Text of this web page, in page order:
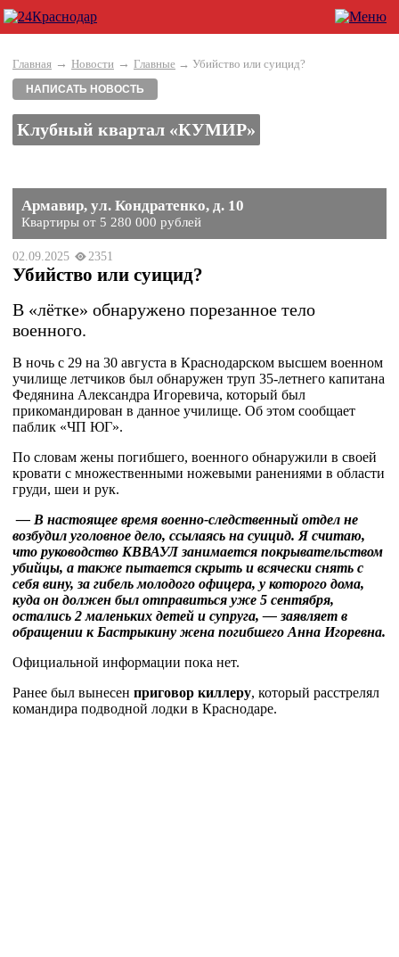
Главная → Новости → Главные → Убийство или суицид?
НАПИСАТЬ НОВОСТЬ
Клубный квартал «КУМИР»
Армавир, ул. Кондратенко, д. 10
Квартиры от 5 280 000 рублей
02.09.2025 2351
Убийство или суицид?
В «лётке» обнаружено порезанное тело
военного.
В ночь с 29 на 30 августа в Краснодарском высшем военном
училище летчиков был обнаружен труп 35-летнего капитана
Федянина Александра Игоревича, который был
прикомандирован в данное училище. Об этом сообщает
паблик «ЧП ЮГ».
По словам жены погибшего, военного обнаружили в своей
кровати с множественными ножевыми ранениями в области
груди, шеи и рук.
— В настоящее время военно-следственный отдел не
возбудил уголовное дело, ссылаясь на суицид. Я считаю,
что руководство КВВАУЛ занимается покрывательством
убийцы, а также пытается скрыть и всячески снять с
себя вину, за гибель молодого офицера, у которого дома,
куда он должен был отправиться уже 5 сентября,
остались 2 маленьких детей и супруга, — заявляет в
обращении к Бастрыкину жена погибшего Анна Игоревна.
Официальной информации пока нет.
Ранее был вынесен приговор киллеру, который расстрелял
командира подводной лодки в Краснодаре.